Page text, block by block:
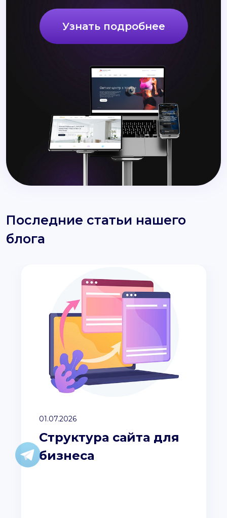
Узнать подробнее
Последние статьи нашего
блога
01.07.2026
Структура сайта для
бизнеса